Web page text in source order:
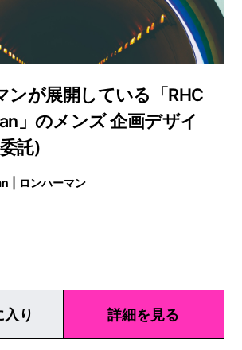
ンが展開している「RHC
」のメンズ 企画デザイ
託)
Ron Herman | ロンハーマン
入り 詳細を見る